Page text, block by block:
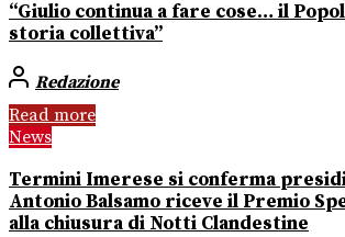
“Giulio continua a fare cose… il
storia collettiva”
Redazione
Read more
News
Termini Imerese si conferma
Antonio Balsamo riceve il Premio
alla chiusura di Notti Clandestine